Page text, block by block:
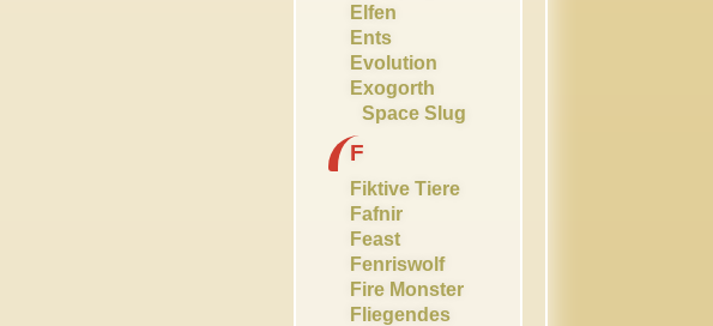
Elfen
Ents
Evolution
Exogorth
Space Slug
F
Fiktive Tiere
Fafnir
Feast
Fenriswolf
Fire Monster
Fliegendes